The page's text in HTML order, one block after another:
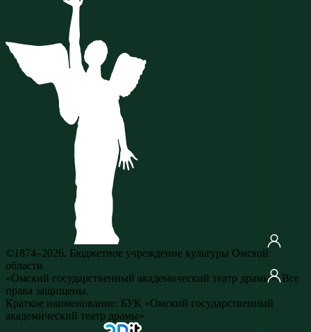
©1874–2026. Бюджетное учреждение культуры Омской
области
«Омский государственный академический театр драмы». Все
права защищены.
Краткое наименование: БУК «Омский государственный
академический театр драмы»